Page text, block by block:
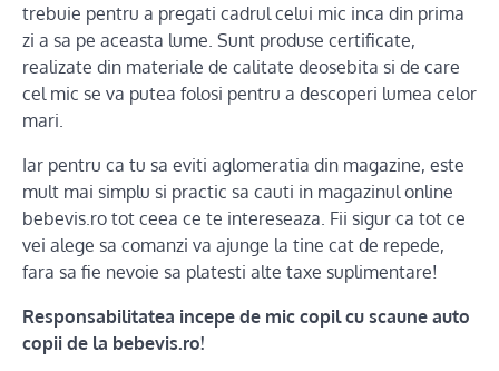
trebuie pentru a pregati cadrul celui mic inca din prima
zi a sa pe aceasta lume. Sunt produse certificate,
realizate din materiale de calitate deosebita si de care
cel mic se va putea folosi pentru a descoperi lumea celor
mari.
Iar pentru ca tu sa eviti aglomeratia din magazine, este
mult mai simplu si practic sa cauti in magazinul online
bebevis.ro tot ceea ce te intereseaza. Fii sigur ca tot ce
vei alege sa comanzi va ajunge la tine cat de repede,
fara sa fie nevoie sa platesti alte taxe suplimentare!
Responsabilitatea incepe de mic copil cu scaune auto
copii de la bebevis.ro!